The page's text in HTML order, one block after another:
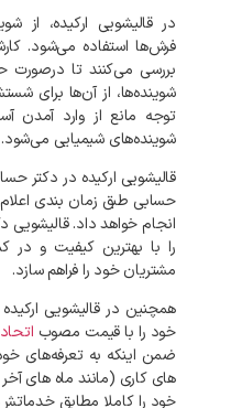
در قالیشویی ارکیده، از
فرش‌ها استفاده می‌شود.
بررسی می‌کنند تا درصورت
شوینده‌ها، از آن‌ها برای
توجه مانع از وارد آمدن
شوینده‌های شیمیایی می‌شود.
قالیشویی ارکیده در دکتر
حسابی طبق زمان بندی اعلام
انجام خواهد داد.قالیشویی
را با بهترین کیفیت و در
مشتریان خود رافراهمسازد.
همچنین در قالیشویی ارکیده
خود را با قیمت مصوب
ضمن اینکه به تعرفه‌های
های کاری (مانند ماه‌ های آخر
خود را کاملا مطابق